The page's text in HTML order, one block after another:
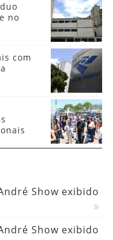
no
com
Show exibido
Show exibido